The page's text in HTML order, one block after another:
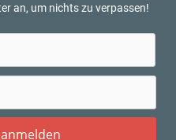
an, um nichts zu verpassen!